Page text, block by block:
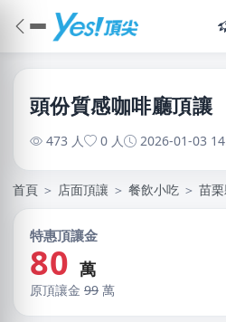
頭份質感咖啡廳頂讓
473 人 0 人 2026-01-03
首頁 ＞ 店面頂讓 ＞ 餐飲小吃 ＞ 苗
特惠頂讓金
80 萬
原頂讓金 99 萬